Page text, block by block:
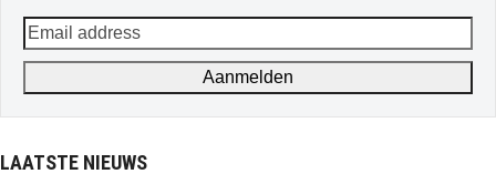
Email
address
Aanmelden
LAATSTE NIEUWS